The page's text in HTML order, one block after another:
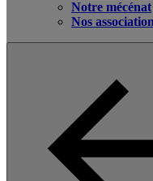
Notre mécénat
Nos